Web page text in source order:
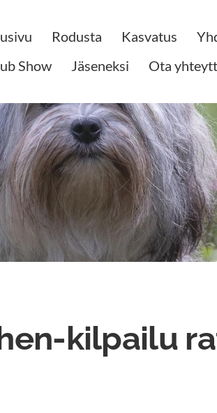
Rodusta Kasvatus
Show
Jäseneksi Ota
kilpailu